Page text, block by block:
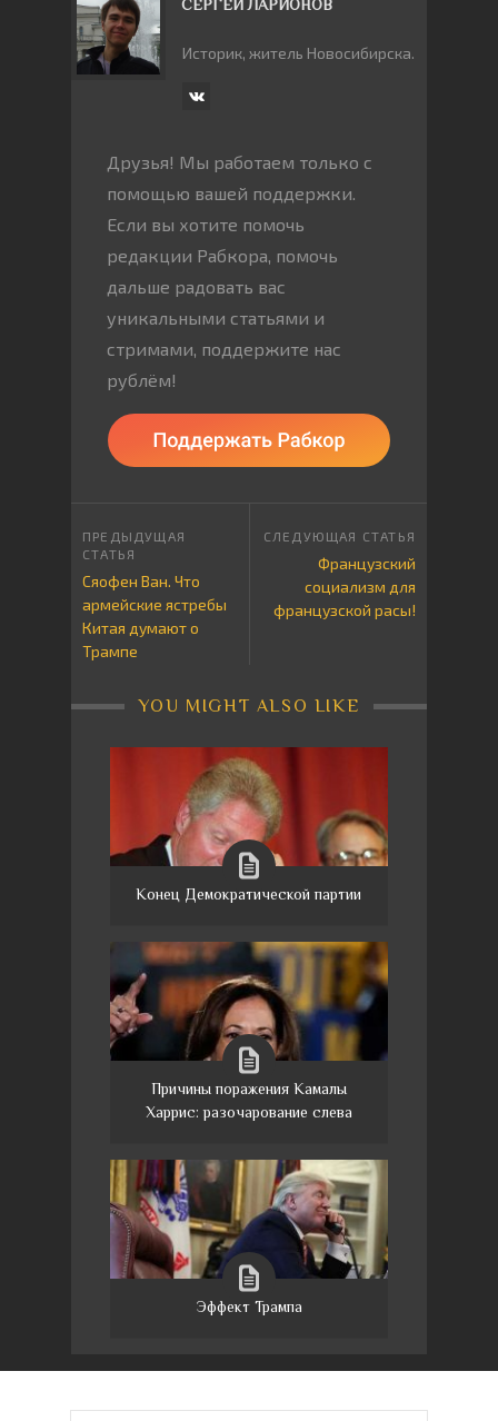
СЕРГЕЙ ЛАРИОНОВ
Историк, житель Новосибирска.
Друзья! Мы работаем только с
помощью вашей поддержки.
Если вы хотите помочь
редакции Рабкора, помочь
дальше радовать вас
уникальными статьями и
стримами, поддержите нас
рублём!
Сяофен Ван. Что
армейские ястребы
Китая думают о
Трампе
Французский
социализм для
французской расы!
YOU MIGHT ALSO LIKE
Конец Демократической партии
Причины поражения Камалы
Харрис: разочарование слева
Эффект Трампа